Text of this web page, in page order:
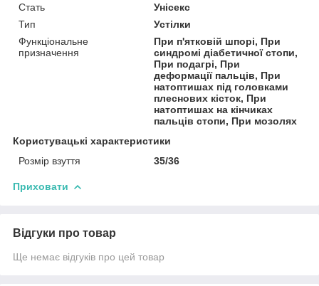
Стать
Унісекс
Тип
Устілки
Функціональне
призначення
При п'ятковій шпорі, При
синдромі діабетичної стопи,
При подагрі, При
деформації пальців, При
натоптишах під головками
плеснових кісток, При
натоптишах на кінчиках
пальців стопи, При мозолях
Користувацькі характеристики
Розмір взуття
35/36
Приховати
Відгуки про товар
Ще немає відгуків про цей товар